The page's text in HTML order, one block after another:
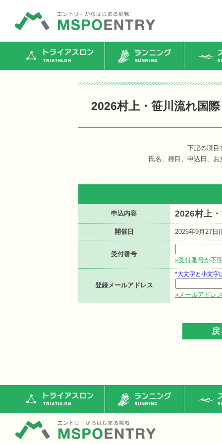
トライアスロン ランニング ス
2026村上・笹川流れ国
下記の項目
氏名、種目、申込日、
申込内容 2026村上
開催日 2026年9月27日(
受付番号
»受付番号が不
登録メールアドレス
*大文字と小文字
»メールアドレ
トライアスロン ランニング ス